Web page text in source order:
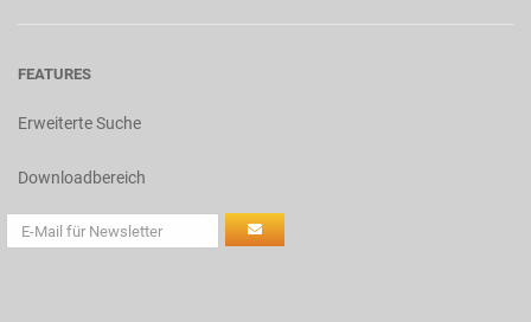
FEATURES
Erweiterte Suche
Downloadbereich